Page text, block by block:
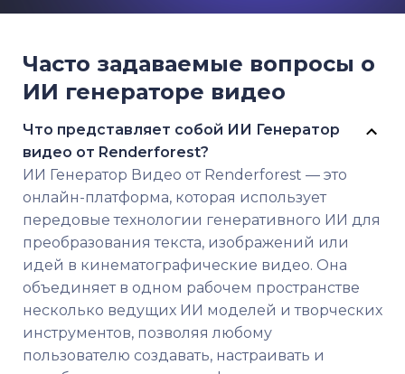
Часто задаваемые вопросы о
ИИ генераторе видео
Что представляет собой ИИ Генератор
видео от Renderforest?
ИИ Генератор Видео от Renderforest — это
онлайн-платформа, которая использует
передовые технологии генеративного ИИ для
преобразования текста, изображений или
идей в кинематографические видео. Она
объединяет в одном рабочем пространстве
несколько ведущих ИИ моделей и творческих
инструментов, позволяя любому
пользователю создавать, настраивать и